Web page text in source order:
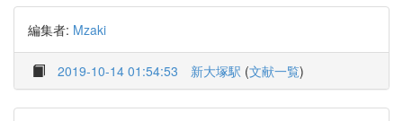
編集者: Mzaki
2019-10-14 01:54:53 新大塚駅 (文献一覧)